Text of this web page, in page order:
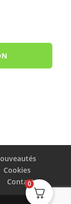
Cookies
Contact
0